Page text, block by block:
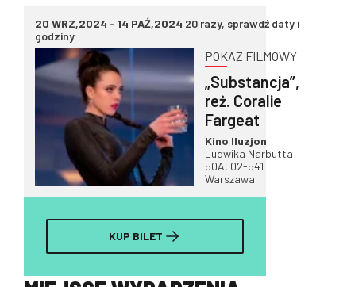
20 WRZ,2024 - 14 PAŹ,2024 20 razy, sprawdź daty i
godziny
POKAZ FILMOWY
„Substancja”,
reż. Coralie
Fargeat
Kino Iluzjon
Ludwika Narbutta
50A, 02-541
Warszawa
KUP BILET